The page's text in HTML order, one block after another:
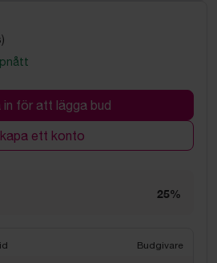
in för att lägga bud
ett konto
25%
Budgivare